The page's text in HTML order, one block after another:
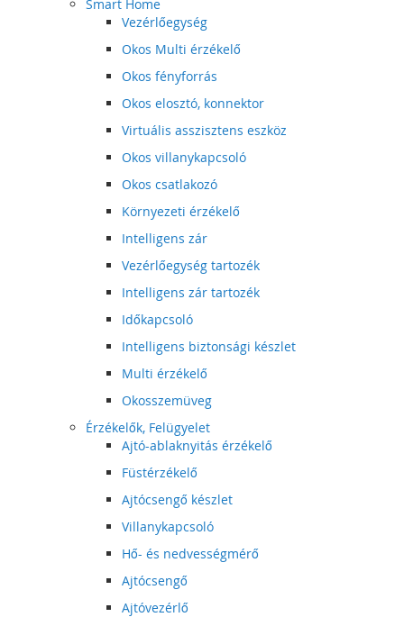
Smart Home
Vezérlőegység
Okos Multi érzékelő
Okos fényforrás
Okos elosztó, konnektor
Virtuális asszisztens eszköz
Okos villanykapcsoló
Okos csatlakozó
Környezeti érzékelő
Intelligens zár
Vezérlőegység tartozék
Intelligens zár tartozék
Időkapcsoló
Intelligens biztonsági készlet
Multi érzékelő
Okosszemüveg
Érzékelők, Felügyelet
Ajtó-ablaknyitás érzékelő
Füstérzékelő
Ajtócsengő készlet
Villanykapcsoló
Hő- és nedvességmérő
Ajtócsengő
Ajtóvezérlő